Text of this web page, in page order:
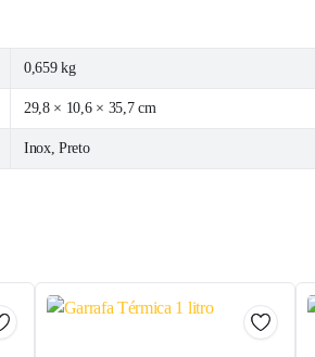
0,659 kg
29,8 × 10,6 × 35,7 cm
Inox, Preto